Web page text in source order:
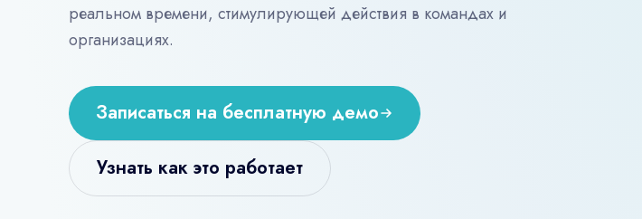
реальном времени, стимулирующей действия в командах и
организациях.
Записаться на бесплатную демо
Узнать как это работает